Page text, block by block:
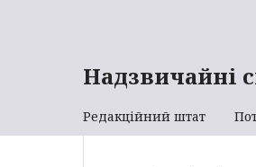
Надзвичайні
Редакційний штат